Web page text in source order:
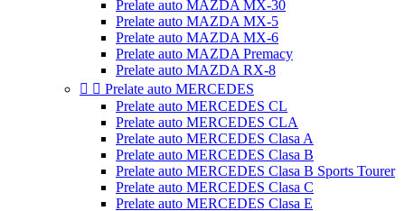
Prelate auto MAZDA MX-30
Prelate auto MAZDA MX-5
Prelate auto MAZDA MX-6
Prelate auto MAZDA Premacy
Prelate auto MAZDA RX-8
  Prelate auto MERCEDES
Prelate auto MERCEDES CL
Prelate auto MERCEDES CLA
Prelate auto MERCEDES Clasa A
Prelate auto MERCEDES Clasa B
Prelate auto MERCEDES Clasa B Sports Tourer
Prelate auto MERCEDES Clasa C
Prelate auto MERCEDES Clasa E